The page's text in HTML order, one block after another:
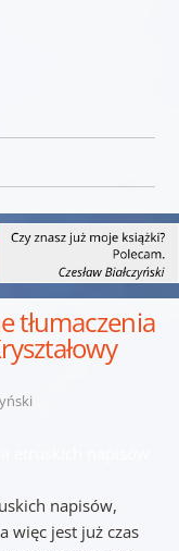
tłumaczenia
napisów,
więc jest już czas